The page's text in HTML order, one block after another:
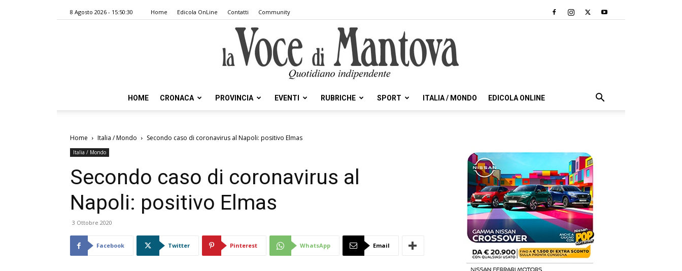
8 Agosto 2026 - 15:50:30 Home Edicola OnLine Contatti Community
Voce
HOME CRONACA PROVINCIA EVENTI RUBRICHE SPORT ITALIA / MONDO EDICOLA ONLINE
Home Italia / Mondo Secondo caso di coronavirus al Napoli: positivo Elmas
Italia / Mondo
Secondo caso di coronavirus al
Napoli: positivo Elmas
3 Ottobre 2020
Facebook Twitter Pinterest WhatsApp Email